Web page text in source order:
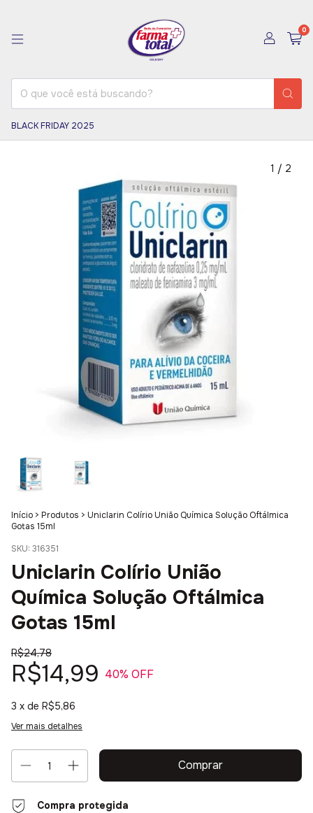
0
BLACK FRIDAY 2025
1 / 2
Início > Produtos > Uniclarin Colírio União Química Solução Oftálmica
Gotas 15ml
SKU: 316351
Uniclarin Colírio União
Química Solução Oftálmica
Gotas 15ml
R$24,78
R$14,99 40% OFF
3 x de R$5,86
Ver mais detalhes
Compra protegida